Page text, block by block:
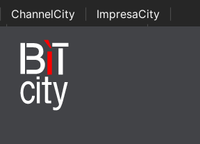
ChannelCity ImpresaCity
| Italian Channel Awards | Italian
Italian Security Awards